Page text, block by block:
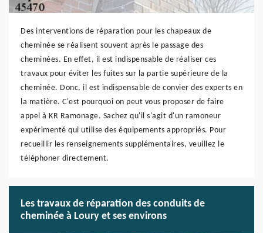
Des interventions de réparation pour les chapeaux de
cheminée se réalisent souvent après le passage des
cheminées. En effet, il est indispensable de réaliser ces
travaux pour éviter les fuites sur la partie supérieure de la
cheminée. Donc, il est indispensable de convier des experts en
la matière. C'est pourquoi on peut vous proposer de faire
appel à KR Ramonage. Sachez qu'il s'agit d'un ramoneur
expérimenté qui utilise des équipements appropriés. Pour
recueillir les renseignements supplémentaires, veuillez le
téléphoner directement.
Les travaux de réparation des conduits de
cheminée à Loury et ses environs